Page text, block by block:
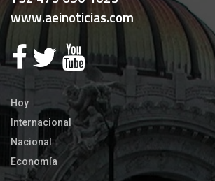
www.aeinoticias.com
Hoy
Internacional
Nacional
Economía